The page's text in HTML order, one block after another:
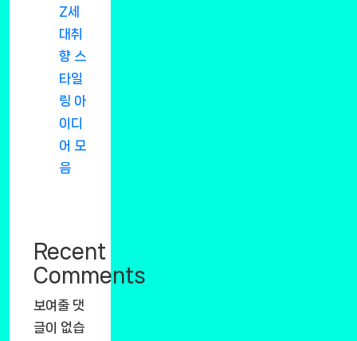
Z세
대취
향 스
타일
링 아
이디
어 모
음
Recent
Comments
보여줄 댓
글이 없습